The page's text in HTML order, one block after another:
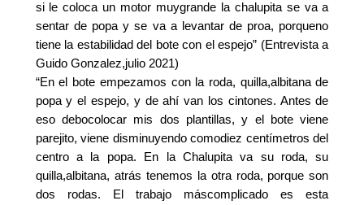
si le coloca un motor muygrande la chalupita se va a
sentar de popa y se va a levantar de proa, porqueno
tiene la estabilidad del bote con el espejo” (Entrevista a
Guido Gonzalez,julio 2021)
“En el bote empezamos con la roda, quilla,albitana de
popa y el espejo, y de ahí van los cintones. Antes de
eso debocolocar mis dos plantillas, y el bote viene
parejito, viene disminuyendo comodiez centímetros del
centro a la popa. En la Chalupita va su roda, su
quilla,albitana, atrás tenemos la otra roda, porque son
dos rodas. El trabajo máscomplicado es esta